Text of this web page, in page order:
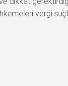
vergi